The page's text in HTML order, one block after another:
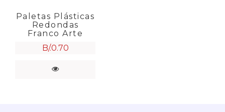
Paletas Plásticas
Redondas
Franco Arte
B/.0.70